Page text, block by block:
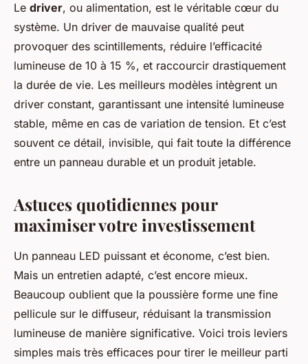
Le driver, ou alimentation, est le véritable cœur du
système. Un driver de mauvaise qualité peut
provoquer des scintillements, réduire l’efficacité
lumineuse de 10 à 15 %, et raccourcir drastiquement
la durée de vie. Les meilleurs modèles intègrent un
driver constant, garantissant une intensité lumineuse
stable, même en cas de variation de tension. Et c’est
souvent ce détail, invisible, qui fait toute la différence
entre un panneau durable et un produit jetable.
Astuces quotidiennes pour
maximiser votre investissement
Un panneau LED puissant et économe, c’est bien.
Mais un entretien adapté, c’est encore mieux.
Beaucoup oublient que la poussière forme une fine
pellicule sur le diffuseur, réduisant la transmission
lumineuse de manière significative. Voici trois leviers
simples mais très efficaces pour tirer le meilleur parti